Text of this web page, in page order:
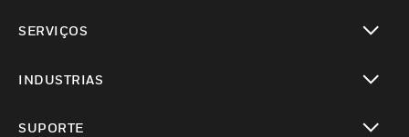
SERVIÇOS
INDUSTRIAS
SUPORTE